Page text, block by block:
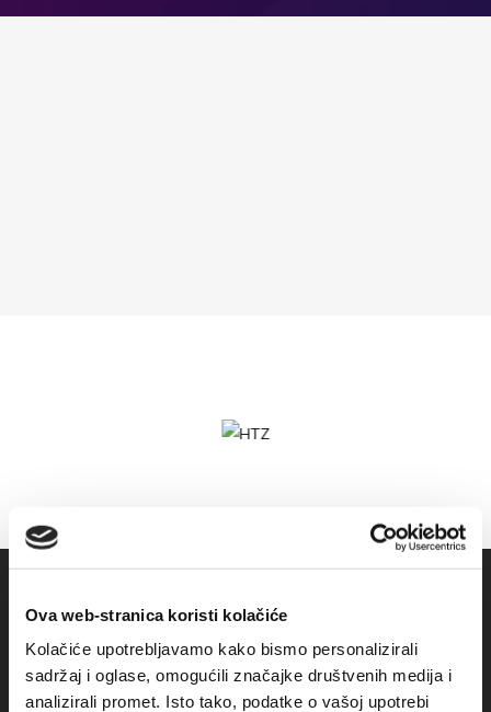
Ova web-stranica koristi kolačiće
Kolačiće upotrebljavamo kako bismo personalizirali
sadržaj i oglase, omogućili značajke društvenih medija i
analizirali promet. Isto tako, podatke o vašoj upotrebi